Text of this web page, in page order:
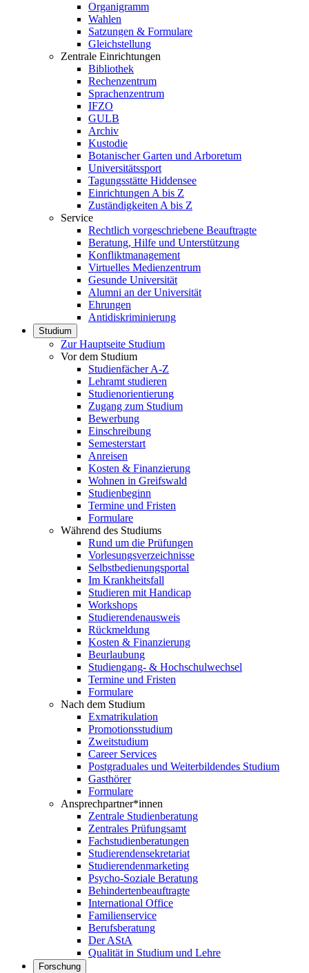
Organigramm
Wahlen
Satzungen & Formulare
Gleichstellung
Zentrale Einrichtungen
Bibliothek
Rechenzentrum
Sprachenzentrum
IFZO
GULB
Archiv
Kustodie
Botanischer Garten und Arboretum
Universitätssport
Tagungsstätte Hiddensee
Einrichtungen A bis Z
Zuständigkeiten A bis Z
Service
Rechtlich vorgeschriebene Beauftragte
Beratung, Hilfe und Unterstützung
Konfliktmanagement
Virtuelles Medienzentrum
Gesunde Universität
Alumni an der Universität
Ehrungen
Antidiskriminierung
Studium
Zur Hauptseite Studium
Vor dem Studium
Studienfächer A-Z
Lehramt studieren
Studienorientierung
Zugang zum Studium
Bewerbung
Einschreibung
Semesterstart
Anreisen
Kosten & Finanzierung
Wohnen in Greifswald
Studienbeginn
Termine und Fristen
Formulare
Während des Studiums
Rund um die Prüfungen
Vorlesungsverzeichnisse
Selbstbedienungsportal
Im Krankheitsfall
Studieren mit Handicap
Workshops
Studierendenausweis
Rückmeldung
Kosten & Finanzierung
Beurlaubung
Studiengang- & Hochschulwechsel
Termine und Fristen
Formulare
Nach dem Studium
Exmatrikulation
Promotionsstudium
Zweitstudium
Career Services
Postgraduales und Weiterbildendes Studium
Gasthörer
Formulare
Ansprechpartner*innen
Zentrale Studienberatung
Zentrales Prüfungsamt
Fachstudienberatungen
Studierendensekretariat
Studierendenmarketing
Psycho-Soziale Beratung
Behindertenbeauftragte
International Office
Familienservice
Berufsberatung
Der AStA
Qualität in Studium und Lehre
Forschung